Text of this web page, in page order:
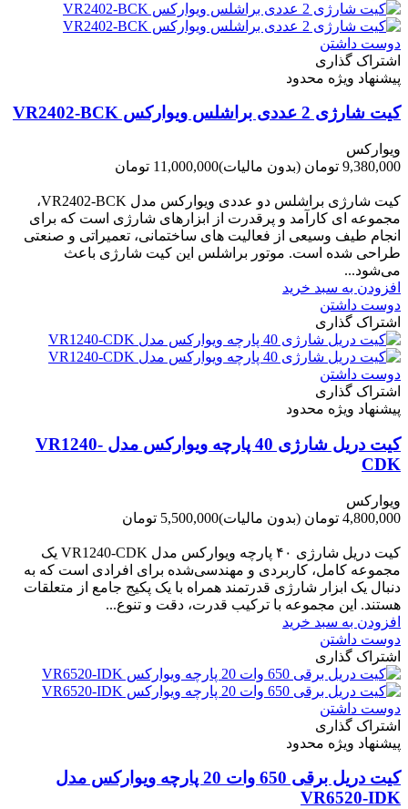
دوست داشتن
اشتراک گذاری
پیشنهاد ویژه محدود
کیت شارژی 2 عددی براشلس ویوارکس VR2402-BCK
ویوارکس
9,380,000 تومان
(بدون مالیات)11,000,000 تومان
کیت شارژی براشلس دو عددی ویوارکس مدل VR2402-BCK،
مجموعه ای کارآمد و پرقدرت از ابزارهای شارژی است که برای
انجام طیف وسیعی از فعالیت های ساختمانی، تعمیراتی و صنعتی
طراحی شده است. موتور براشلس این کیت شارژی باعث
می‌شود...
افزودن به سبد خرید
دوست داشتن
اشتراک گذاری
دوست داشتن
اشتراک گذاری
پیشنهاد ویژه محدود
کیت دریل شارژی 40 پارچه ویوارکس مدل VR1240-
CDK
ویوارکس
4,800,000 تومان
(بدون مالیات)5,500,000 تومان
کیت دریل شارژی ۴۰ پارچه ویوارکس مدل VR1240‑CDK یک
مجموعه کامل، کاربردی و مهندسی‌شده برای افرادی است که به
دنبال یک ابزار شارژی قدرتمند همراه با یک پکیج جامع از متعلقات
هستند. این مجموعه با ترکیب قدرت، دقت و تنوع...
افزودن به سبد خرید
دوست داشتن
اشتراک گذاری
دوست داشتن
اشتراک گذاری
پیشنهاد ویژه محدود
کیت دریل برقی 650 وات 20 پارچه ویوارکس مدل
VR6520-IDK